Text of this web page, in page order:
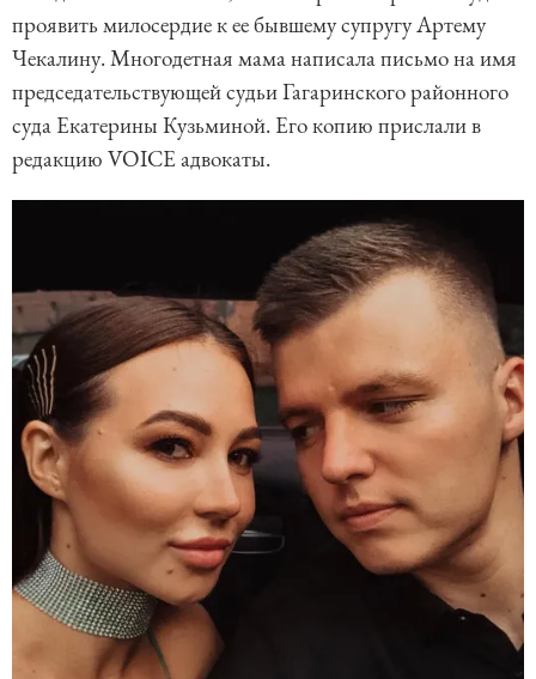
проявить милосердие к ее бывшему супругу Артему
Чекалину. Многодетная мама написала письмо на имя
председательствующей судьи Гагаринского районного
суда Екатерины Кузьминой. Его копию прислали в
редакцию VOICE адвокаты.